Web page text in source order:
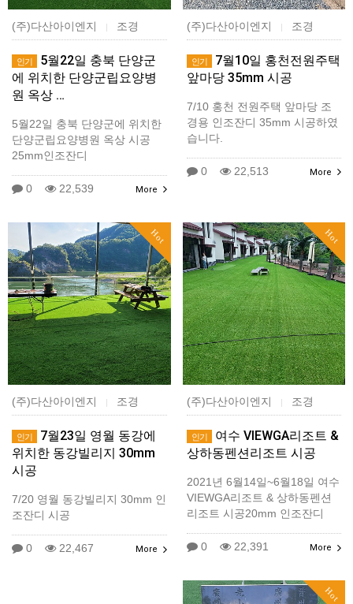
(주)다산아이엔지 | 조경
인기
5월22일 충북 단양군
에 위치한 단양군립요양병
원 옥상 …
5월22일 충북 단양군에 위치한
단양군립요양병원 옥상 시공
25mm인조잔디
0 22,539 More
(주)다산아이엔지 | 조경
인기
7월10일 홍천전원주택
앞마당 35mm 시공
7/10 홍천 전원주택 앞마당 조
경용 인조잔디 35mm 시공하였
습니다.
0 22,513 More
Hot
(주)다산아이엔지 | 조경
인기
7월23일 영월 동강에
위치한 동강빌리지 30mm
시공
7/20 영월 동강빌리지 30mm 인
조잔디 시공
0 22,467 More
Hot
(주)다산아이엔지 | 조경
인기
여수 VIEWGA리조트 &
상하동펜션리조트 시공
2021년 6월14일~6월18일 여수
VIEWGA리조트 & 상하동펜션
리조트 시공20mm 인조잔디
0 22,391 More
Hot